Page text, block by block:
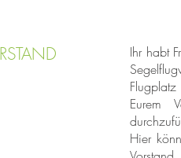
Ihr habt
Eurem
Hier